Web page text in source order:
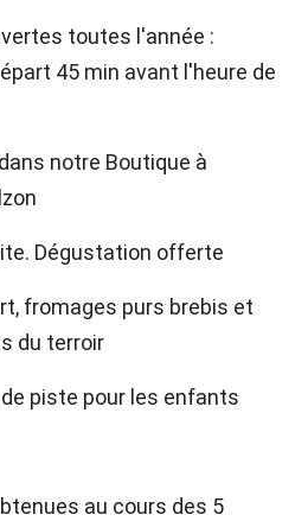
toutes l'année :
45 min avant l'heure de
notre Boutique à
Dégustation offerte
fromages purs brebis et
du terroir
piste pour les enfants
au cours des 5